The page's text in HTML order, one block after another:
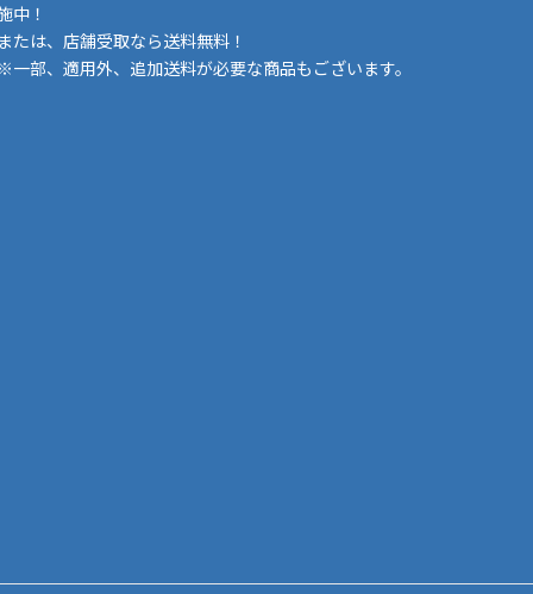
中！
または、店舗受取なら送料無料！
※一部、適用外、追加送料が必要な商品もございます。